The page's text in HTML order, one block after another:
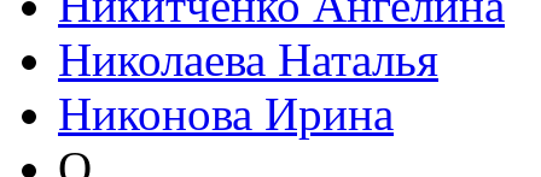
Николаева Наталья
Никонова Ирина